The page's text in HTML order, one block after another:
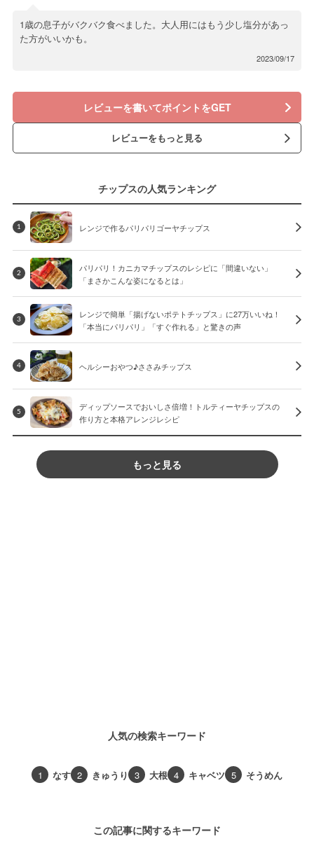
1歳の息子がバクバク食べました。大人用にはもう少し塩分があっ
た方がいいかも。
2023/09/17
レビューを書いてポイントをGET
レビューをもっと見る
チップスの人気ランキング
1 レンジで作るパリパリゴーヤチップス
2
パリパリ！カニカマチップスのレシピに「間違いない」
「まさかこんな姿になるとは」
3
レンジで簡単「揚げないポテトチップス」に27万いいね！
「本当にパリパリ」「すぐ作れる」と驚きの声
4 ヘルシーおやつ♪ささみチップス
5
ディップソースでおいしさ倍増！トルティーヤチップスの
作り方と本格アレンジレシピ
もっと見る
人気の検索キーワード
1 なす 2 きゅうり 3 大根 4 キャベツ 5 そうめん
この記事に関するキーワード